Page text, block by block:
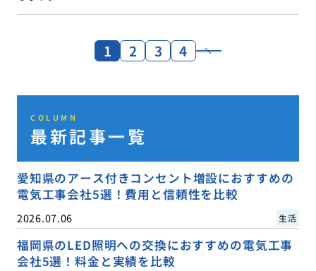
1 2 3 4
COLUMN
最新記事一覧
愛知県のアース付きコンセント増設におすすめの
電気工事会社5選！費用と信頼性を比較
2026.07.06 生活
福岡県のLED照明への交換におすすめの電気工事
会社5選！料金と実績を比較